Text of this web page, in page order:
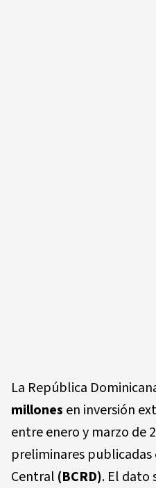
La República
millones en inversión
entre enero y marzo de
preliminares
Central (BCRD). El dato